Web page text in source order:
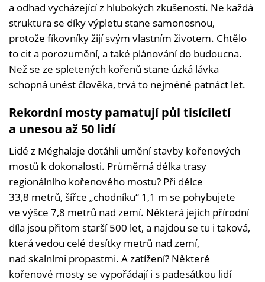
a odhad vycházející z hlubokých zkušeností. Ne každá
struktura se díky výpletu stane samonosnou,
protože fíkovníky žijí svým vlastním životem. Chtělo
to cit a porozumění, a také plánování do budoucna.
Než se ze spletených kořenů stane úzká lávka
schopná unést člověka, trvá to nejméně patnáct let.
Rekordní mosty pamatují půl tisíciletí
a unesou až 50 lidí
Lidé z Méghalaje dotáhli umění stavby kořenových
mostů k dokonalosti. Průměrná délka trasy
regionálního kořenového mostu? Při délce
33,8 metrů, šířce „chodníku“ 1,1 m se pohybujete
ve výšce 7,8 metrů nad zemí. Některá jejich přírodní
díla jsou přitom starší 500 let, a najdou se tu i taková,
která vedou celé desítky metrů nad zemí,
nad skalními propastmi. A zatížení? Některé
kořenové mosty se vypořádají i s padesátkou lidí